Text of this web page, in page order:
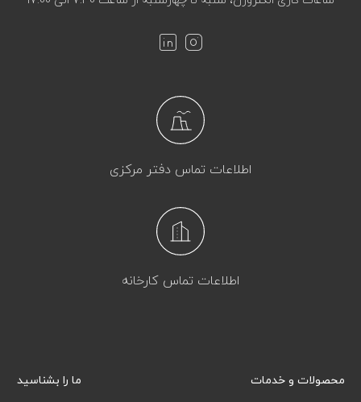
اطلاعات تماس دفتر مرکزی
اطلاعات تماس کارخانه
محصولات و خدمات ما را بشناسید